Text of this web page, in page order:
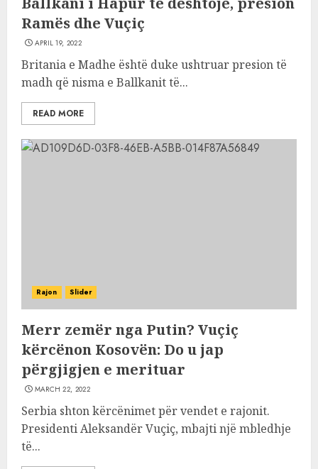
Ramës dhe Vuçiç
APRIL 19, 2022
Britania e Madhe është duke ushtruar presion të
madh që nisma e Ballkanit të...
READ MORE
Rajon Slider
Merr zemër nga Putin? Vuçiç
kërcënon Kosovën: Do u jap
përgjigjen e merituar
MARCH 22, 2022
Serbia shton kërcënimet për vendet e rajonit.
Presidenti Aleksandër Vuçiç, mbajti një mbledhje
të...